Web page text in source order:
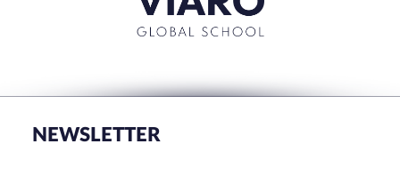
La Muestra de Artes 2026: creatividad, música y
Congreso UNIV 2026
NEWSLETTER